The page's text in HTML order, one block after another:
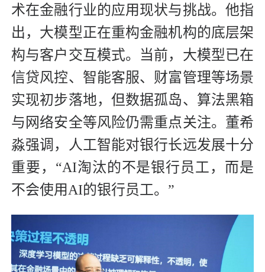
术在金融行业的应用现状与挑战。他指
出，大模型正在重构金融机构的底层架
构与客户交互模式。当前，大模型已在
信贷风控、智能客服、财富管理等场景
实现初步落地，但数据孤岛、算法黑箱
与网络安全等风险仍需重点关注。董希
淼强调，人工智能对银行长远发展十分
重要，“AI淘汰的不是银行员工，而是
不会使用AI的银行员工。”